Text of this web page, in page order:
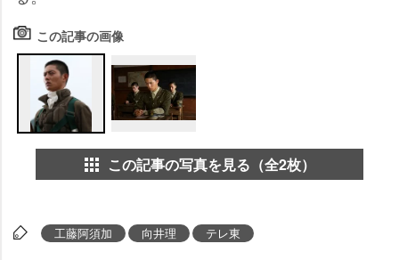
この記事の画像
この記事の写真を見る（全2枚）
工藤阿須加 向井理 テレ東